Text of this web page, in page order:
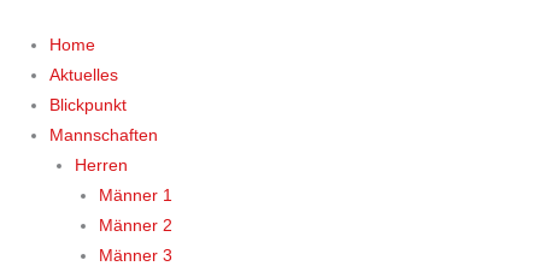
Inhalt
springen
Home
Aktuelles
Blickpunkt
Mannschaften
Herren
Männer 1
Männer 2
Männer 3